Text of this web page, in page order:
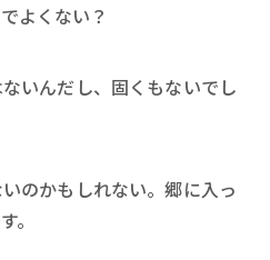
よくない？
いんだし、固くもないでし
のかもしれない。郷に入っ
。